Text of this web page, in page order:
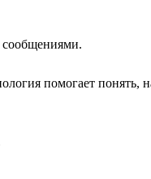
помогает понять,